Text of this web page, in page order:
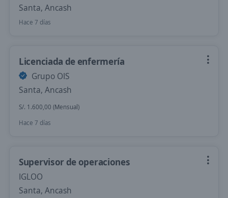
Santa, Ancash
Hace 7 días
Licenciada de enfermería
Grupo OIS
Santa, Ancash
S/. 1.600,00 (Mensual)
Hace 7 días
Supervisor de operaciones
IGLOO
Santa, Ancash